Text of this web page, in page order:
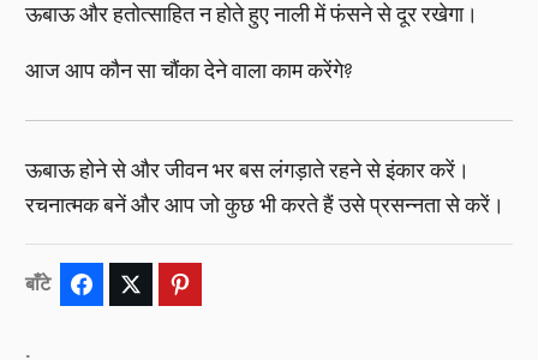
ऊबाऊ और हतोत्साहित न होते हुए नाली में फंसने से दूर रखेगा।
आज आप कौन सा चौंका देने वाला काम करेंगे?
ऊबाऊ होने से और जीवन भर बस लंगड़ाते रहने से इंकार करें।
रचनात्मक बनें और आप जो कुछ भी करते हैं उसे प्रसन्नता से करें।
बाँटे Facebook Twitter
.